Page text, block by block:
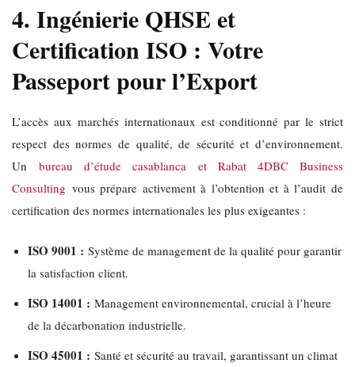
4. Ingénierie QHSE et
Certification ISO : Votre
Passeport pour l’Export
L’accès aux marchés internationaux est conditionné par le strict
respect des normes de qualité, de sécurité et d’environnement.
Unbureau d’étude casablanca et Rabat 4DBC Business
Consulting vous prépare activement à l’obtention et à l’audit de
certification des normes internationales les plus exigeantes :
ISO 9001 : Système de management de la qualité pour garantir
la satisfaction client.
ISO 14001 : Management environnemental, crucial à l’heure
de la décarbonation industrielle.
ISO 45001 : Santé et sécurité au travail, garantissant un climat